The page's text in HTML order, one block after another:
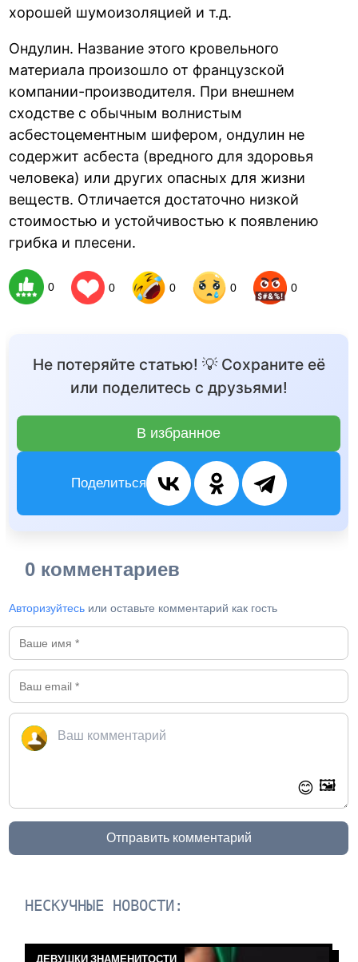
хорошей шумоизоляцией и т.д.
Ондулин. Название этого кровельного
материала произошло от французской
компании-производителя. При внешнем
сходстве с обычным волнистым
асбестоцементным шифером, ондулин не
содержит асбеста (вредного для здоровья
человека) или других опасных для жизни
веществ. Отличается достаточно низкой
стоимостью и устойчивостью к появлению
грибка и плесени.
0 0 0 0 0
Не потеряйте статью! 💡 Сохраните её
или поделитесь с друзьями!
В избранное
Поделиться
0 комментариев
Авторизуйтесь или оставьте комментарий как гость
😊 🖼️
Отправить комментарий
НЕСКУЧНЫЕ НОВОСТИ:
ДЕВУШКИ ЗНАМЕНИТОСТИ